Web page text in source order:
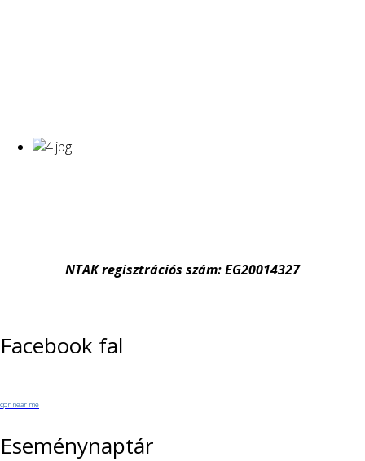
NTAK regisztrációs szám: EG20014327
Facebook fal
cpr near me
Eseménynaptár